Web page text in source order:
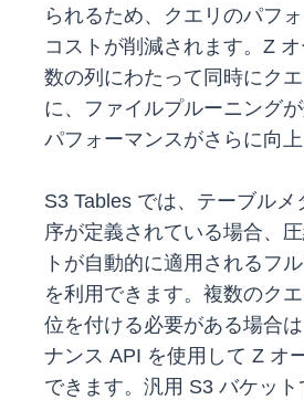
られるため、クエリのパフ
コストが削減されます。Z
数の列にわたって同時にク
に、ファイルプルーニング
パフォーマンスがさらに向上
S3 Tables では、テーブル
序が定義されている場合、
トが自動的に適用されるフ
を利用できます。複数のク
位を付ける必要がある場合
ナンス API を使用して Z オ
できます。汎用 S3 バケッ